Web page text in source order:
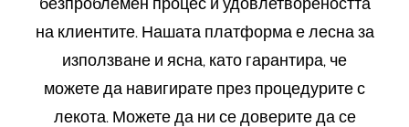
на клиентите. Нашата платформа е лесна за
използване и ясна, като гарантира, че
можете да навигирате през процедурите с
лекота. Можете да ни се доверите да се